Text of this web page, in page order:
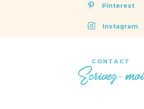
Pinterest
Instagram
CONTACT
Ecrivez-moi